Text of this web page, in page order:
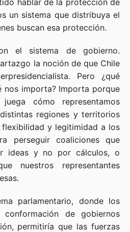
hablar de la protección de
un sistema que distribuya el
buscan esa protección.
el sistema de gobierno.
la noción de que Chile
Pero ¿qué
nos importa? Importa porque
cómo representamos
regiones y territorios
y legitimidad a los
perseguir coaliciones que
ideas y no por cálculos, o
nuestros representantes
parlamentario, donde los
de gobiernos
permitiría que las fuerzas